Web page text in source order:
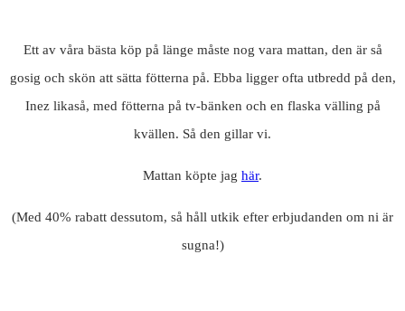
Ett av våra bästa köp på länge måste nog vara mattan, den är så
gosig och skön att sätta fötterna på. Ebba ligger ofta utbredd på den,
Inez likaså, med fötterna på tv-bänken och en flaska välling på
kvällen. Så den gillar vi.
Mattan köpte jag här.
(Med 40% rabatt dessutom, så håll utkik efter erbjudanden om ni är
sugna!)